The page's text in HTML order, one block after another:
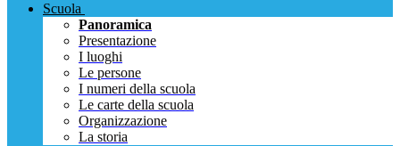
Scuola
Panoramica
Presentazione
I luoghi
Le persone
I numeri della scuola
Le carte della scuola
Organizzazione
La storia